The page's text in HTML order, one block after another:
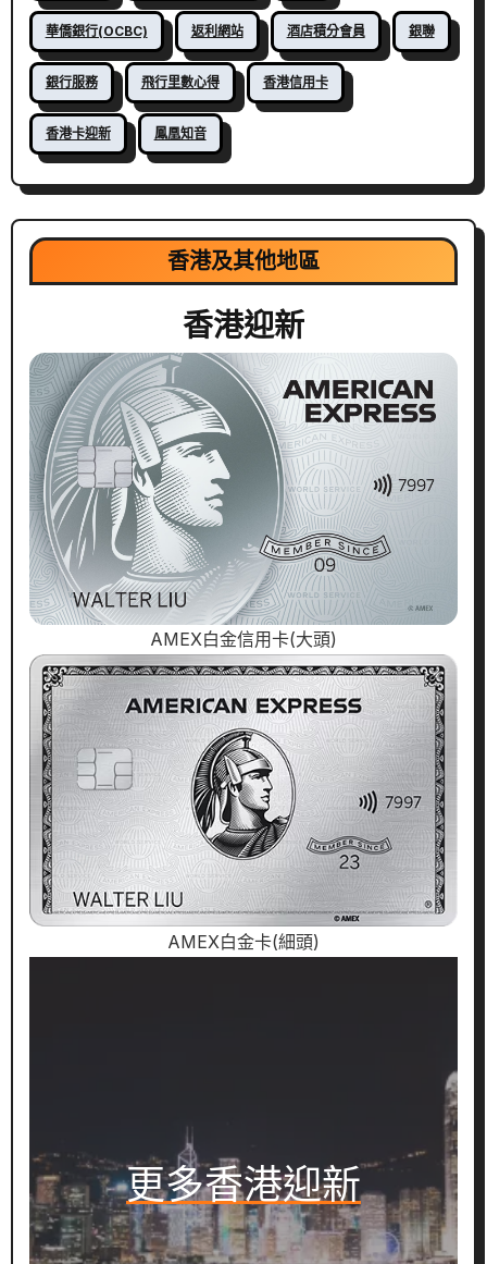
華僑銀行(OCBC) 返利網站 酒店積分會員 銀聯
銀行服務 飛行里數心得 香港信用卡
香港卡迎新 鳳凰知音
香港及其他地區
香港迎新
AMEX白金信用卡(大頭)
AMEX白金卡(細頭)
更多香港迎新